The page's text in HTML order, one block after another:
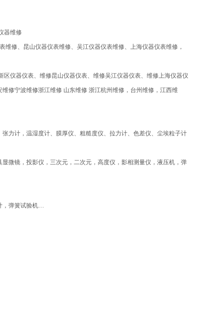
器维修
修、昆山仪器仪表维修、吴江仪器仪表维修、上海仪器仪表维修，
仪器仪表、维修昆山仪器仪表、维修吴江仪器仪表、维修上海仪器仪
修宁波维修浙江维修 山东维修 浙江杭州维修，台州维修，江西维
力计，温湿度计、膜厚仪、粗糙度仪、拉力计、色差仪、尘埃粒子计
微镜，投影仪，三次元，二次元，高度仪，影相测量仪，液压机，弹
，弹簧试验机…